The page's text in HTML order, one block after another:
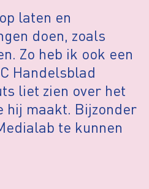
laten en
doen, zoals
Zo heb ik ook een
Handelsblad
liet zien over het
hij maakt. Bijzonder
te kunnen